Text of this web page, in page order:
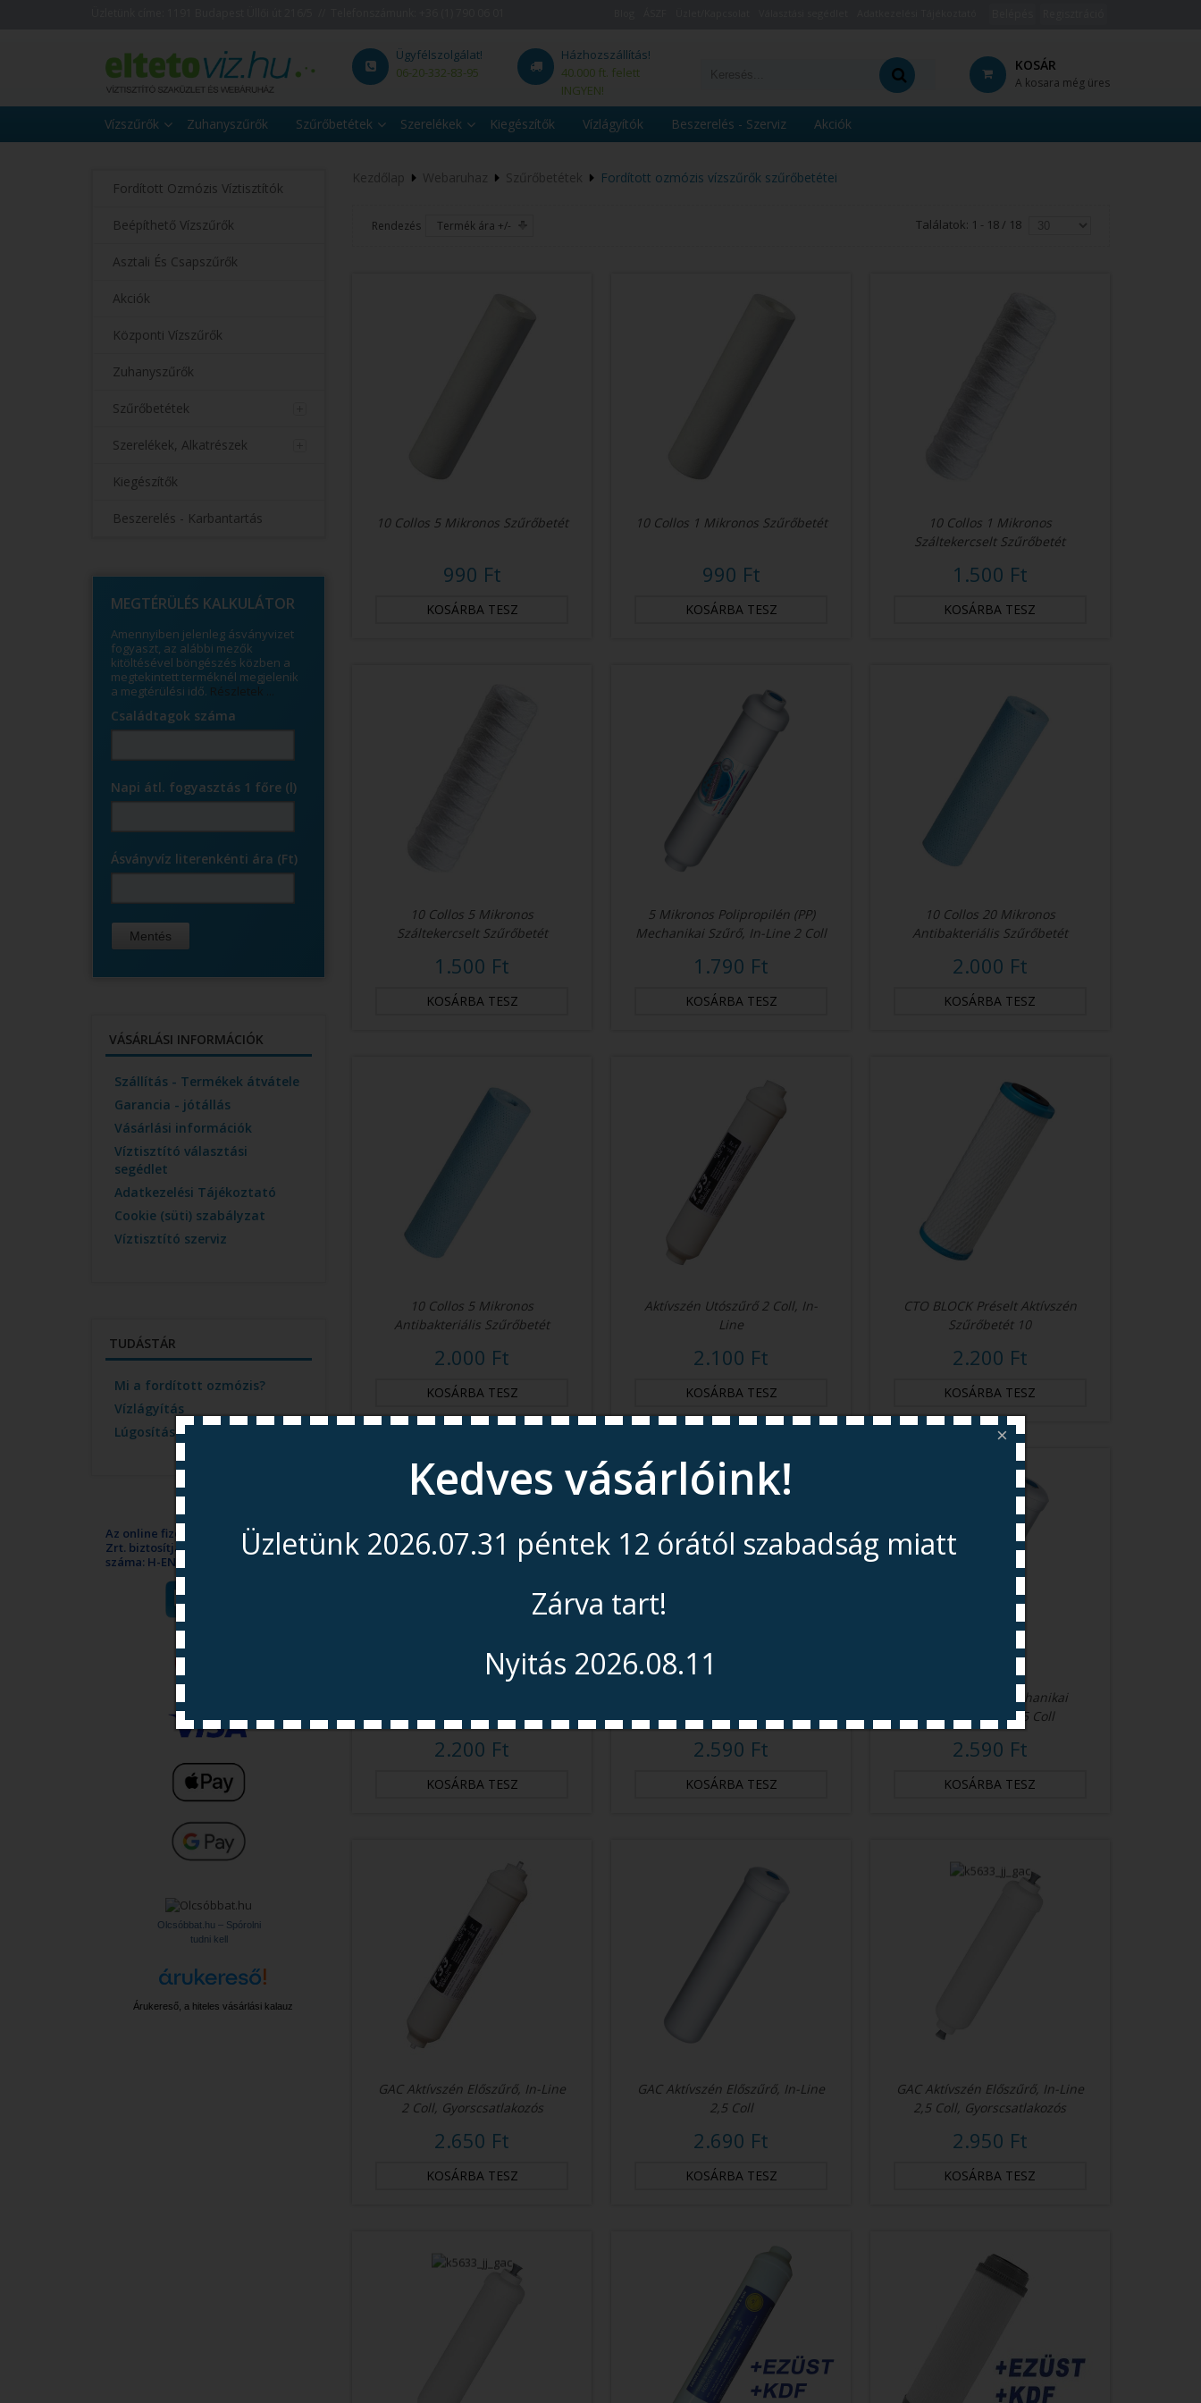
Ügyfélszolgálat!
06-20-332-83-95
Házhozszállítás!
40.000 ft. felett
INGYEN!
KOSÁR
A kosara még üres
Vízszűrők Zuhanyszűrők Szűrőbetétek Szerelékek Kiegészítők Vízlágyítók Beszerelés - Szerviz Akciók
Fordított Ozmózis Víztisztítók
Beépíthető Vízszűrők
Asztali És Csapszűrők
Akciók
Központi Vízszűrők
Zuhanyszűrők
Szűrőbetétek
Szerelékek, Alkatrészek
Kiegészítők
Beszerelés - Karbantartás
MEGTÉRÜLÉS KALKULÁTOR
Amennyiben jelenleg ásványvizet
fogyaszt, az alábbi mezők
kitöltésével böngészés közben a
megtekintett terméknél megjelenik
a megtérülési idő. Részletek ...
Családtagok száma
Napi átl. fogyasztás 1 főre (l)
Ásványvíz literenkénti ára (Ft)
VÁSÁRLÁSI INFORMÁCIÓK
Szállítás - Termékek átvátele
Garancia - jótállás
Vásárlási információk
Víztisztító választási
segédlet
Adatkezelési Tájékoztató
Cookie (süti) szabályzat
Víztisztító szerviz
TUDÁSTÁR
Mi a fordított ozmózis?
Vízlágyítás
Lúgosítás
Az online fizetést a Barion Payment
Zrt. biztosítja, MNB engedély
száma: H-EN-I-1064/2013
Olcsóbbat.hu – Spórolni
tudni kell
Árukereső, a hiteles vásárlási kalauz
Kezdőlap Webaruhaz Szűrőbetétek Fordított ozmózis vízszűrők szűrőbetétei
Rendezés Termék ára +/- Találatok: 1 - 18 / 18
10 Collos 5 Mikronos Szűrőbetét
990 Ft
10 Collos 1 Mikronos Szűrőbetét
990 Ft
10 Collos 1 Mikronos
Száltekercselt Szűrőbetét
1.500 Ft
10 Collos 5 Mikronos
Száltekercselt Szűrőbetét
1.500 Ft
5 Mikronos Polipropilén (PP)
Mechanikai Szűrő, In-Line 2 Coll
1.790 Ft
10 Collos 20 Mikronos
Antibakteriális Szűrőbetét
2.000 Ft
10 Collos 5 Mikronos
Antibakteriális Szűrőbetét
2.000 Ft
Aktívszén Utószűrő 2 Coll, In-
Line
2.100 Ft
CTO BLOCK Préselt Aktívszén
Szűrőbetét 10
2.200 Ft
Előszűrő
2.200 Ft
Szűrő, In-Line 2,5 Coll
2.590 Ft
1 Mikronos PP Mechanikai
Szűrő, In-Line 2,5 Coll
2.590 Ft
GAC Aktívszén Előszűrő, In-Line
2 Coll, Gyorscsatlakozós
2.650 Ft
GAC Aktívszén Előszűrő, In-Line
2,5 Coll
2.690 Ft
GAC Aktívszén Előszűrő, In-Line
2,5 Coll, Gyorscsatlakozós
2.950 Ft
×
Kedves vásárlóink!
Üzletünk 2026.07.31 péntek 12 órától szabadság miatt
Zárva tart!
Nyitás 2026.08.11